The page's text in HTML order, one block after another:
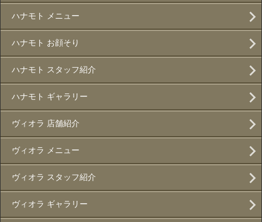
ハナモト メニュー
ハナモト お顔そり
ハナモト スタッフ紹介
ハナモト ギャラリー
ヴィオラ 店舗紹介
ヴィオラ メニュー
ヴィオラ スタッフ紹介
ヴィオラ ギャラリー